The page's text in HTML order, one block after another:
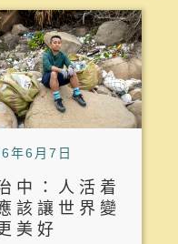
年6月7日
中：人活着
該讓世界變
美好